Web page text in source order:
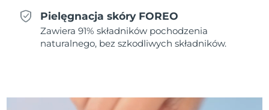
Pielęgnacja skóry FOREO
Zawiera 91% składników pochodzenia
naturalnego, bez szkodliwych składników.
Filipiny
Polska
Oczekiwany czas dostawy